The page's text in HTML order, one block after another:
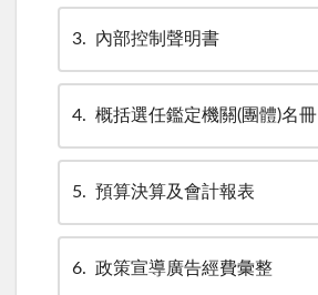
3 內部控制聲明書
4 概括選任鑑定機關(團體)名冊
5 預算決算及會計報表
6 政策宣導廣告經費彙整